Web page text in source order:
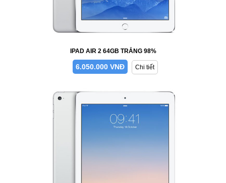
IPAD AIR 2 64GB TRẮNG 98%
6.050.000 VNĐ Chi tiết